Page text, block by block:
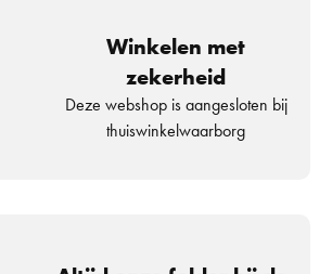
Winkelen met
zekerheid
Deze webshop is aangesloten bij
thuiswinkelwaarborg